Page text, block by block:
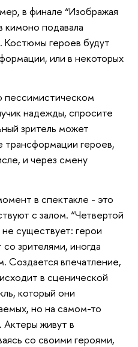
в финале “Изображая
кимоно подавала
Костюмы героев будут
или в некоторых
пессимистическом
надежды, спросите
зритель может
трансформации героев,
и через смену
в спектакле - это
с залом. “Четвертой
существует: герои
зрителями, иногда
Создается впечатление,
в сценической
который они
но на самом-то
Актеры живут в
со своими героями,